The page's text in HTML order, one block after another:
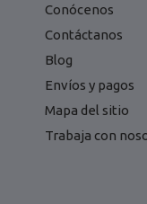
Conócenos
Contáctanos
Blog
Envíos y pagos
Mapa del sitio
Trabaja con